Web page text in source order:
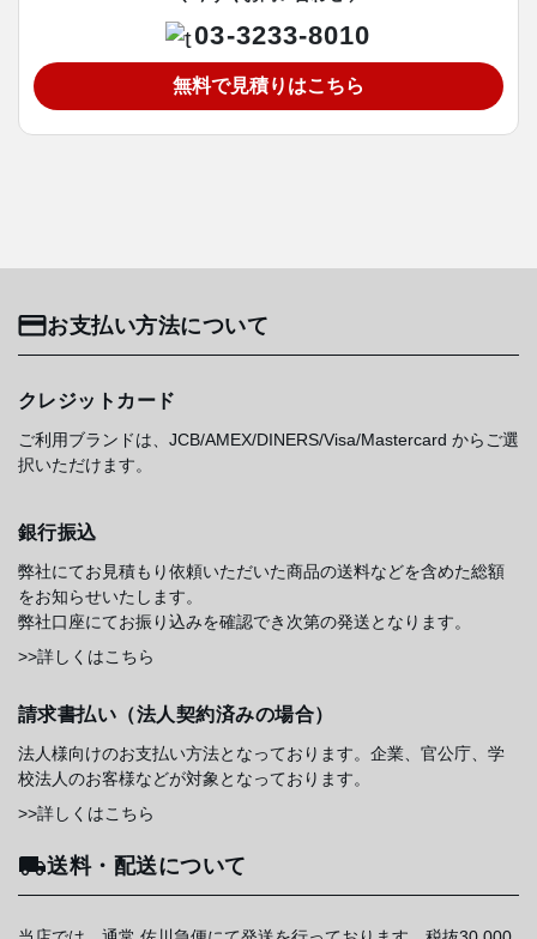
03-3233-8010
無料で見積りはこちら
お支払い方法について
クレジットカード
ご利用ブランドは、JCB/AMEX/DINERS/Visa/Mastercard からご選
択いただけます。
銀行振込
弊社にてお見積もり依頼いただいた商品の送料などを含めた総額
をお知らせいたします。
弊社口座にてお振り込みを確認でき次第の発送となります。
>>詳しくはこちら
請求書払い（法人契約済みの場合）
法人様向けのお支払い方法となっております。企業、官公庁、学
校法人のお客様などが対象となっております。
>>詳しくはこちら
送料・配送について